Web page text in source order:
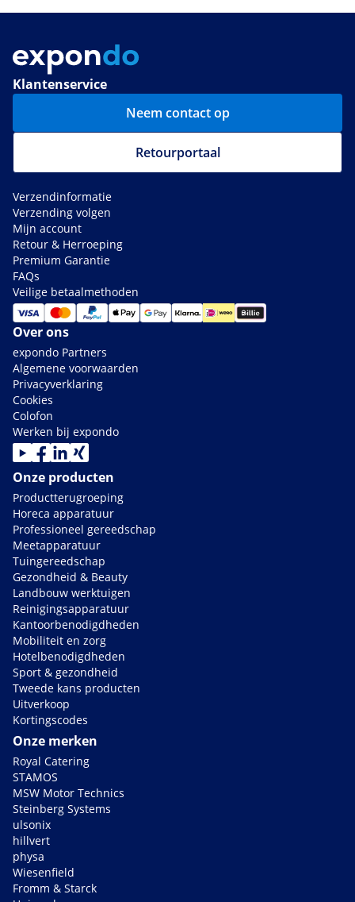
Klantenservice
Neem contact op
Retourportaal
Verzendinformatie
Verzending volgen
Mijn account
Retour & Herroeping
Premium Garantie
FAQs
Veilige betaalmethoden
Over ons
expondo Partners
Algemene voorwaarden
Privacyverklaring
Cookies
Colofon
Werken bij expondo
Onze producten
Productterugroeping
Horeca apparatuur
Professioneel gereedschap
Meetapparatuur
Tuingereedschap
Gezondheid & Beauty
Landbouw werktuigen
Reinigingsapparatuur
Kantoorbenodigdheden
Mobiliteit en zorg
Hotelbenodigdheden
Sport & gezondheid
Tweede kans producten
Uitverkoop
Kortingscodes
Onze merken
Royal Catering
STAMOS
MSW Motor Technics
Steinberg Systems
ulsonix
hillvert
physa
Wiesenfield
Fromm & Starck